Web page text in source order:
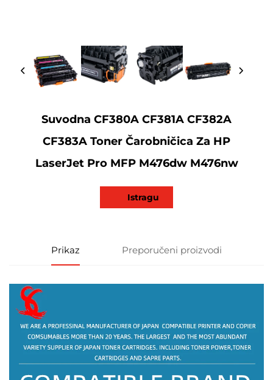
Suvodna CF380A CF381A CF382A
CF383A Toner Čarobničica Za HP
LaserJet Pro MFP M476dw M476nw
Istragu
Prikaz Preporučeni proizvodi